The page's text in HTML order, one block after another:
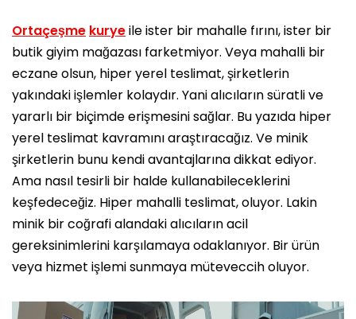
Ortaçeşme kuryeile ister bir mahalle fırını, ister bir
butik giyim mağazası farketmiyor. Veya mahalli bir
eczane olsun, hiper yerel teslimat, şirketlerin
yakındaki işlemler kolaydır. Yani alıcıların süratli ve
yararlı bir biçimde erişmesini sağlar. Bu yazıda hiper
yerel teslimat kavramını araştıracağız. Ve minik
şirketlerin bunu kendi avantajlarına dikkat ediyor.
Ama nasıl tesirli bir halde kullanabileceklerini
keşfedeceğiz. Hiper mahalli teslimat, oluyor. Lakin
minik bir coğrafi alandaki alıcıların acil
gereksinimlerini karşılamaya odaklanıyor. Bir ürün
veya hizmet işlemi sunmaya müteveccih oluyor.